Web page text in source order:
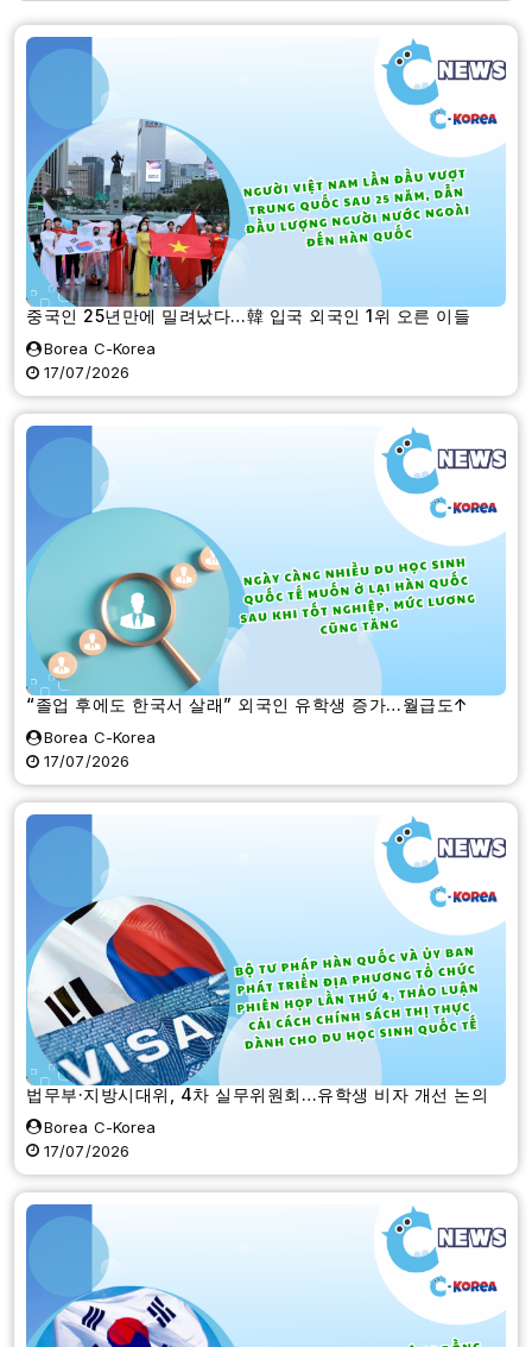
중국인 25년만에 밀려났다…韓 입국 외국인 1위 오른 이들
Borea C-Korea
17/07/2026
“졸업 후에도 한국서 살래” 외국인 유학생 증가…월급도↑
Borea C-Korea
17/07/2026
법무부·지방시대위, 4차 실무위원회…유학생 비자 개선 논의
Borea C-Korea
17/07/2026